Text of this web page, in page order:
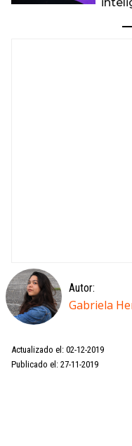
Autor:
Gabriela
Actualizado el: 02-12-2019
Publicado el: 27-11-2019